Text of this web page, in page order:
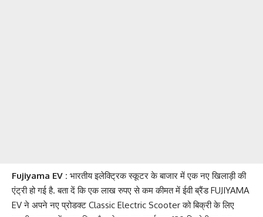
Fujiyama EV : भारतीय इलेक्ट्रिक स्कूटर के बाजार में एक नए खिलाड़ी की
एंट्री हो गई है. बता दें कि एक लाख रुपए से कम कीमत में ईवी ब्रैंड FUJIYAMA
EV ने अपने नए प्रोडक्ट Classic Electric Scooter को बिक्री के लिए